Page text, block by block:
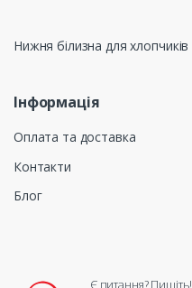
Нижня білизна для хлопчиків
Інформація
Оплата та доставка
Контакти
Блог